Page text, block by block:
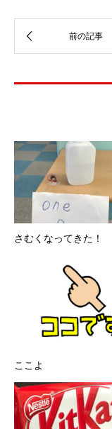
さむくなってきた！
ここよ